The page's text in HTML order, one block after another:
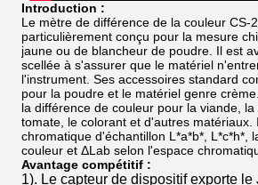
Introduction :
Le mètre de différence de la couleur CS-
particulièrement conçu pour la mesure
jaune ou de blancheur de poudre. Il est
scellée à s'assurer que le matériel
l'instrument. Ses accessoires standard
pour la poudre et le matériel genre
la différence de couleur pour la viande,
tomate, le colorant et d'autres matériaux.
chromatique d'échantillon L*a*b*, L*c*h*,
couleur et ΔLab selon l'espace
Avantage compétitif :
1). Le capteur de dispositif exporte le